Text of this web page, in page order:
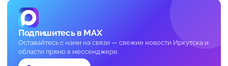
Подпишитесь в MAX
Оставайтесь с нами на связи — свежие новости Иркутска и
области прямо в мессенджере.